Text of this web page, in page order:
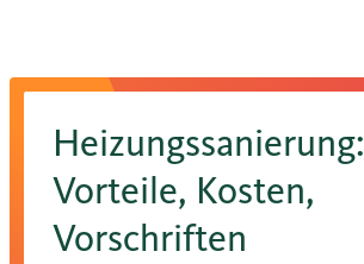
Heizungssanierung:
Vorteile, Kosten,
Vorschriften